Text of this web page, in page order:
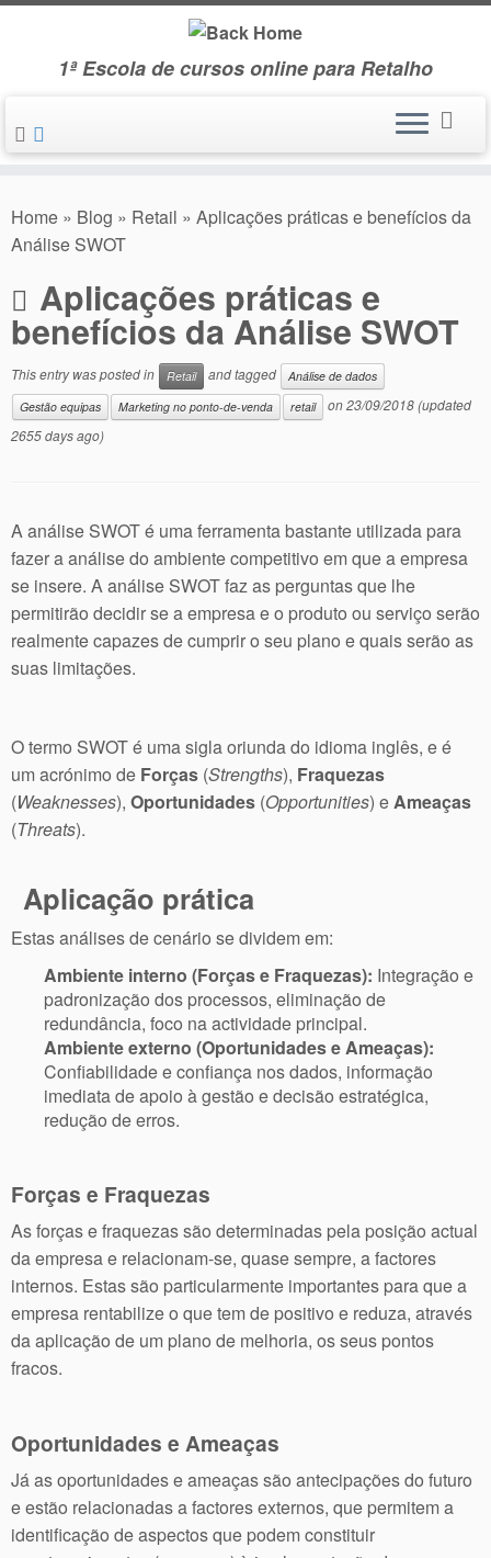
Skip
1ª Escola de cursos online para Retalho
Home » Blog » Retail » Aplicações práticas e benefícios da
Análise SWOT
Aplicações práticas e
benefícios da Análise SWOT
This entry was posted in Retail and tagged
Análise de dados
Gestão equipas
Marketing no ponto-de-venda retail on23/09/2018(updated
2655 days ago)
A análise SWOT é uma ferramenta bastante utilizada para
fazer a análise do ambiente competitivo em que a empresa
se insere. A análise SWOT faz as perguntas que lhe
permitirão decidir se a empresa e o produto ou serviço serão
realmente capazes de cumprir o seu plano e quais serão as
suas limitações.
O termo SWOT é uma sigla oriunda do idioma inglês, e é
um acrónimo de Forças (Strengths), Fraquezas
(Weaknesses), Oportunidades (Opportunities) eAmeaças
(Threats).
Aplicação prática
Estas análises de cenário se dividem em:
Ambiente interno (Forças e Fraquezas): Integração e
padronização dos processos, eliminação de
redundância, foco na actividade principal.
Ambiente externo (Oportunidades e Ameaças):
Confiabilidade e confiança nos dados, informação
imediata de apoio à gestão e decisão estratégica,
redução de erros.
Forças e Fraquezas
As forças e fraquezas são determinadas pela posição actual
da empresa e relacionam-se, quase sempre, a factores
internos. Estas são particularmente importantes para que a
empresa rentabilize o que tem de positivo e reduza, através
da aplicação de um plano de melhoria, os seus pontos
fracos.
Oportunidades e Ameaças
Já as oportunidades e ameaças são antecipações do futuro
e estão relacionadas a factores externos, que permitem a
identificação de aspectos que podem constituir